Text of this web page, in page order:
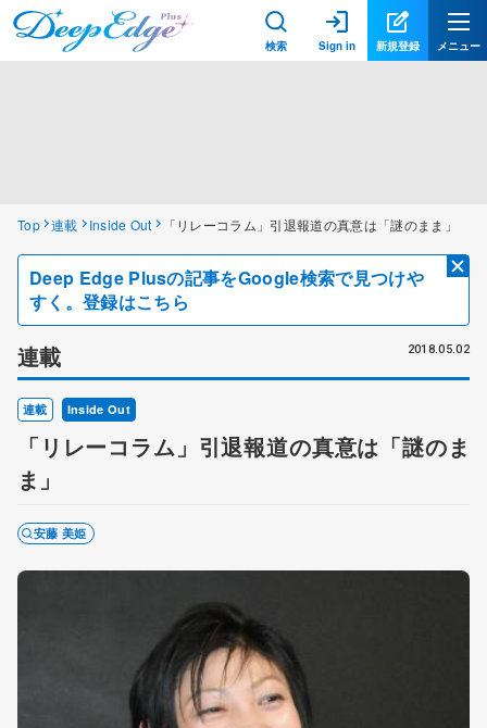
検索 Sign in 新規登録 メニュー
Top 連載 Inside Out 「リレーコラム」引退報道の真意は「謎のまま」
Deep Edge Plusの記事をGoogle検索で見つけや
すく。登録はこちら
連載 2018.05.02
連載 Inside Out
「リレーコラム」引退報道の真意は「謎のま
ま」
安藤 美姫